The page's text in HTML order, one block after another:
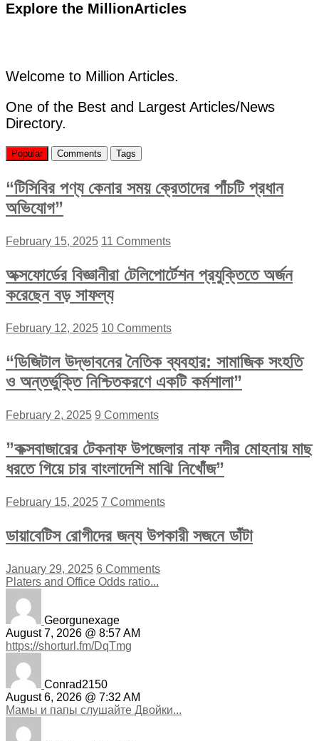
Explore the MillionArticles
Welcome to Million Articles.
One of the Best and Largest Articles/News
Directory.
Popular Comments Tags
“টিসিবির পণ্য কেনার সময় ক্রেতাদের পাঁচটি প্রধান
অভিযোগ”
February 15, 2025 11 Comments
অক্সফোর্ডের বিজ্ঞানীরা টেলিপোর্টেশন প্রযুক্তিতে অর্জন
করেছেন বড় সাফল্য
February 12, 2025 10 Comments
“ডিজিটাল উদ্ভাবনের নৈতিক ব্যবহার: সামাজিক সংহতি
ও অন্তর্ভুক্তি নিশ্চিতকরণে একটি কর্মশালা”
February 2, 2025 9 Comments
”কক্সবাজারের টেকনাফ উপজেলার নাফ নদীর মোহনায় মাছ
ধরতে গিয়ে চার বাংলাদেশি মাঝি নিখোঁজ”
February 15, 2025 7 Comments
ডায়াবেটিস রোগীদের জন্য উপকারী সজনে ডাঁটা
January 29, 2025 6 Comments
Platers and Office Odds ratio...
Georgunexage
August 7, 2026 @ 8:57 AM
https://shorturl.fm/DqTmg
Conrad2150
August 6, 2026 @ 7:32 AM
Мамы и папы слушайте Двойки...